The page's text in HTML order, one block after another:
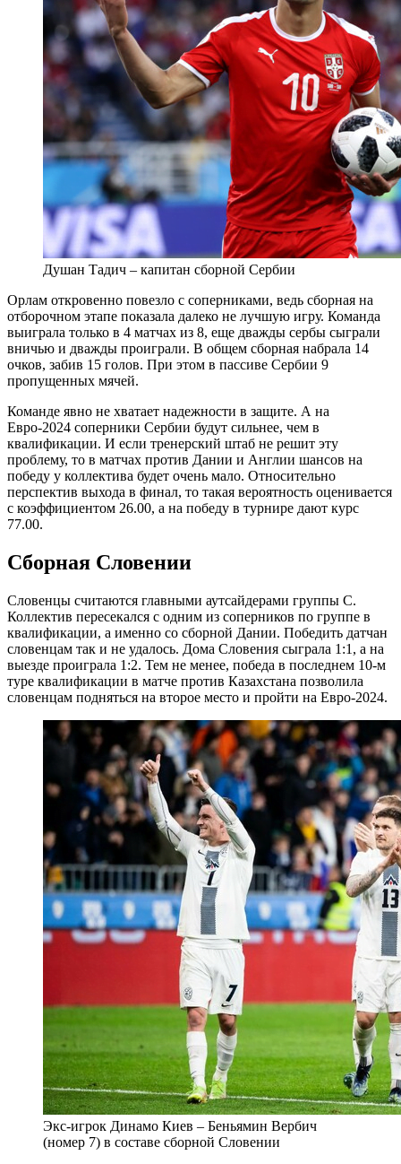
Душан Тадич – капитан сборной Сербии
Орлам откровенно повезло с соперниками, ведь сборная на
отборочном этапе показала далеко не лучшую игру. Команда
выиграла только в 4 матчах из 8, еще дважды сербы сыграли
вничью и дважды проиграли. В общем сборная набрала 14
очков, забив 15 голов. При этом в пассиве Сербии 9
пропущенных мячей.
Команде явно не хватает надежности в защите. А на
Евро-2024 соперники Сербии будут сильнее, чем в
квалификации. И если тренерский штаб не решит эту
проблему, то в матчах против Дании и Англии шансов на
победу у коллектива будет очень мало. Относительно
перспектив выхода в финал, то такая вероятность оценивается
с коэффициентом 26.00, а на победу в турнире дают курс
77.00.
Сборная Словении
Словенцы считаются главными аутсайдерами группы C.
Коллектив пересекался с одним из соперников по группе в
квалификации, а именно со сборной Дании. Победить датчан
словенцам так и не удалось. Дома Словения сыграла 1:1, а на
выезде проиграла 1:2. Тем не менее, победа в последнем 10-м
туре квалификации в матче против Казахстана позволила
словенцам подняться на второе место и пройти на Евро-2024.
Экс-игрок Динамо Киев – Беньямин Вербич
(номер 7) в составе сборной Словении